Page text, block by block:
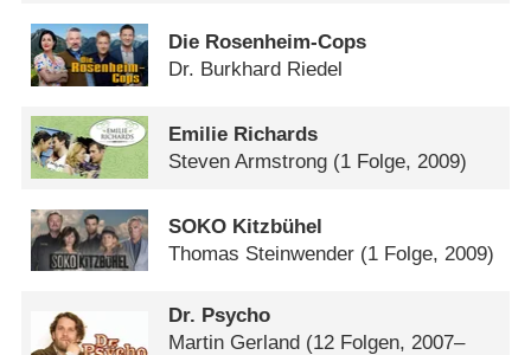
Die Rosenheim-Cops
Dr. Burkhard Riedel
Emilie Richards
Steven Armstrong (1 Folge, 2009)
SOKO Kitzbühel
Thomas Steinwender (1 Folge, 2009)
Dr. Psycho
Martin Gerland (12 Folgen, 2007–